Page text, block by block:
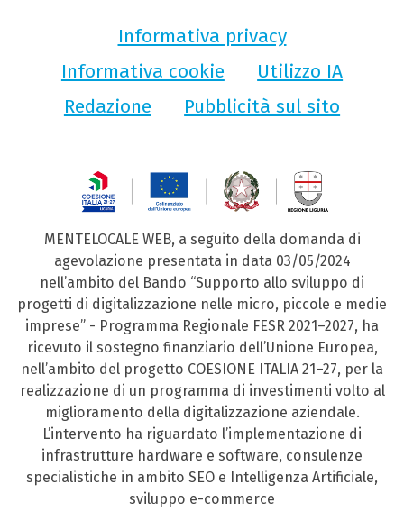
Informativa privacy
Informativa cookie
Utilizzo IA
Redazione
Pubblicità sul sito
MENTELOCALE WEB, a seguito della domanda di
agevolazione presentata in data 03/05/2024
nell’ambito del Bando “Supporto allo sviluppo di
progetti di digitalizzazione nelle micro, piccole e medie
imprese” - Programma Regionale FESR 2021–2027, ha
ricevuto il sostegno finanziario dell’Unione Europea,
nell’ambito del progetto COESIONE ITALIA 21–27, per la
realizzazione di un programma di investimenti volto al
miglioramento della digitalizzazione aziendale.
L’intervento ha riguardato l’implementazione di
infrastrutture hardware e software, consulenze
specialistiche in ambito SEO e Intelligenza Artificiale,
sviluppo e-commerce